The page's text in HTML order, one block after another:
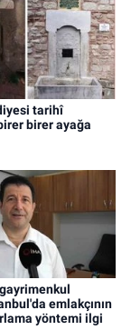
tarihî
birer ayağa
emlakçının
yöntemi ilgi